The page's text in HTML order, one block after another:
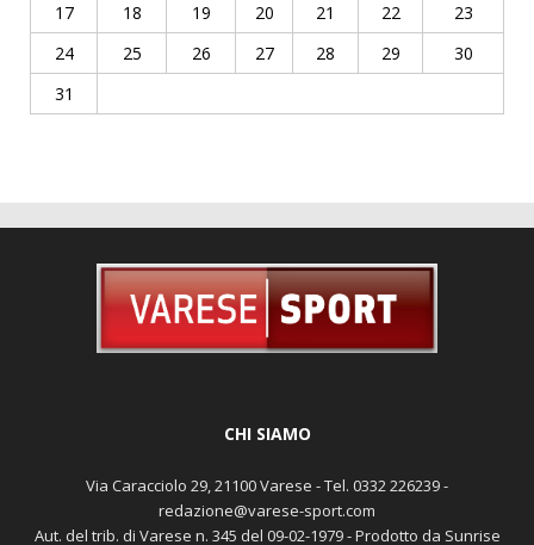
17
18 19 20 21 22
23
24
25 26 27 28 29
30
31
CHI SIAMO
Via Caracciolo 29, 21100 Varese - Tel. 0332 226239 -
redazione@varese-sport.com
Aut. del trib. di Varese n. 345 del 09-02-1979 - Prodotto da Sunrise